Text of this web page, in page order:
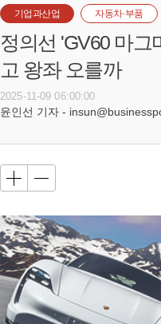
기업과산업 자동차·부품
정의선 'GV60 마그
고 왕좌 오를까
2025-11-09 06:00:00
윤인선 기자 -